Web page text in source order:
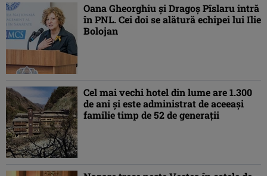
Oana Gheorghiu și Dragoș Pîslaru intră
în PNL. Cei doi se alătură echipei lui Ilie
Bolojan
Cel mai vechi hotel din lume are 1.300
de ani și este administrat de aceeași
familie timp de 52 de generații